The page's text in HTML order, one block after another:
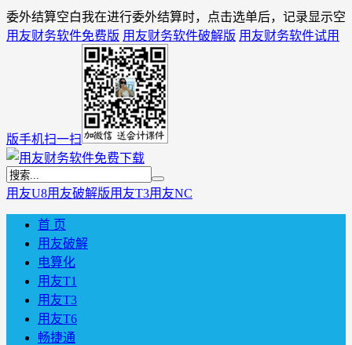
委外结算空白我在进行委外结算时，点击选单后，记录显示空
用友财务软件免费版 用友财务软件破解版 用友财务软件试用
版手机扫一扫
用友U8用友破解版用友T3用友NC
首 页
用友破解
电算化
用友T1
用友T3
用友T6
畅捷通